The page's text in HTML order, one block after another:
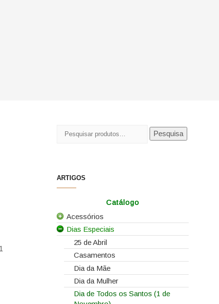
Pesquisar
Pesquisa
ARTIGOS
Catálogo
Acessórios
Todos os Acessórios
Alfinetes
Arames
Caixas e Sacos
Cartões e Etiquetas
Cola Fria
Dias Especiais
25 de Abril
Casamentos
Dia da Mãe
Dia da Mulher
Dia de Todos os Santos (1 de